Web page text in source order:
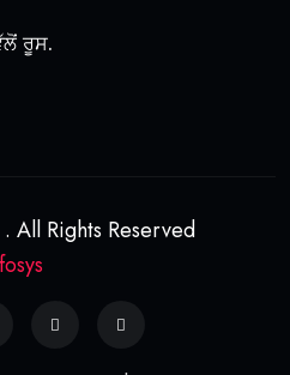
ਰੂਸ.
All Rights Reserved